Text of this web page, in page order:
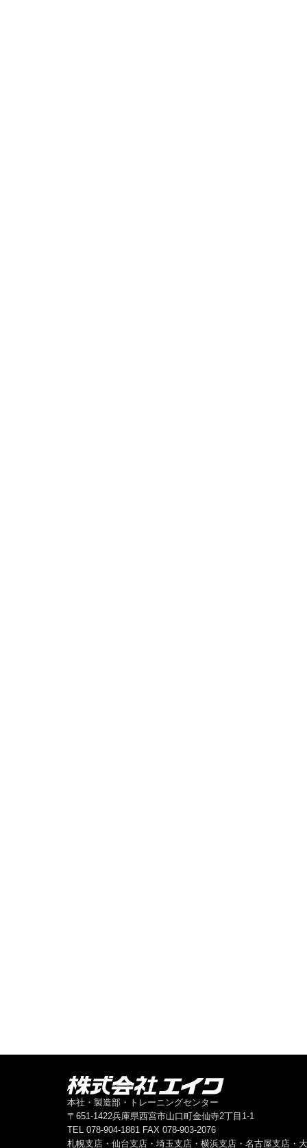
本社・製造部・トレーニングセンター
〒651-1422兵庫県西宮市山口町金仙寺2丁目1-1
TEL 078-904-1881 FAX 078-903-2076
札幌支店・仙台支店・埼玉支店・横浜支店・名古屋支店・